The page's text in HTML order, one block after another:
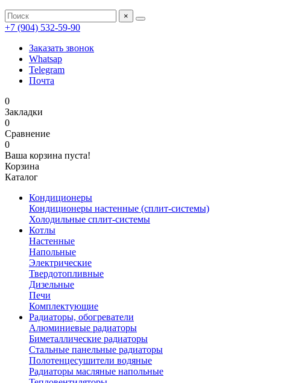
×
+7 (904) 532-59-90
Заказать звонок
Whatsap
Telegram
Почта
0
Закладки
0
Сравнение
0
Ваша корзина пуста!
Корзина
Каталог
Кондиционеры
Кондиционеры настенные (сплит-системы)
Холодильные сплит-системы
Котлы
Настенные
Напольные
Электрические
Твердотопливные
Дизельные
Печи
Комплектующие
Радиаторы, обогреватели
Алюминиевые радиаторы
Биметаллические радиаторы
Стальные панельные радиаторы
Полотенцесушители водяные
Радиаторы масляные напольные